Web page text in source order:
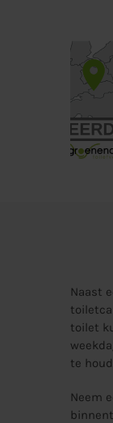
Naast
toilet
te
Neem